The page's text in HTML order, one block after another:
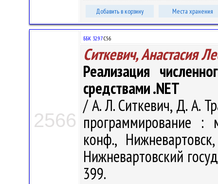
Добавить в корзину Места хранения
2566
ББК 32.97С56
Ситкевич, Анастасия
Реализация
средствами .NET
/ А. Л. Ситкевич, Д. А.
программирование :
конф.,
Нижневартовский
399.